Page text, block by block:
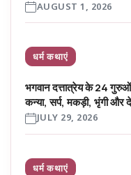
AUGUST 1, 2026
धर्म कथाएं
भगवान दत्तात्रेय के 24
कन्या, सर्प, मकड़ी, भृंगी और
JULY 29, 2026
धर्म कथाएं